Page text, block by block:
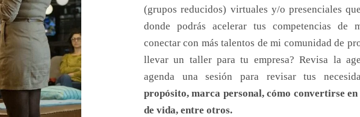
(grupos reducidos) virtuales y/o presenciales
donde podrás acelerar tus competencias de
conectar con más talentos de mi comunidad de
llevar un taller para tu empresa? Revisa la
agenda una sesión para revisar tus
propósito, marca personal, cómo convertirse en
de vida, entre otros.